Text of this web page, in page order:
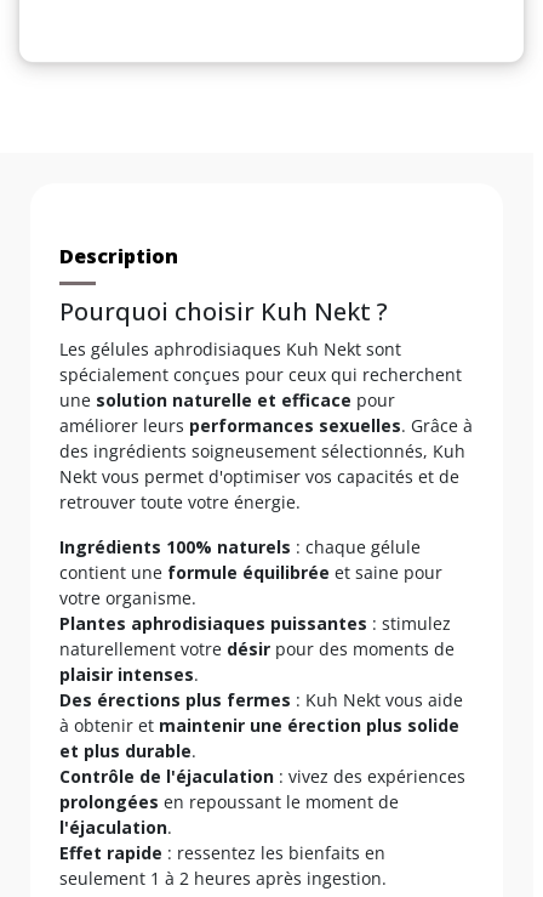
Description
Pourquoi choisir Kuh Nekt ?
Les gélules aphrodisiaques Kuh Nekt sont
spécialement conçues pour ceux qui recherchent
une solution naturelle et efficace pour
améliorer leurs performances sexuelles. Grâce à
des ingrédients soigneusement sélectionnés, Kuh
Nekt vous permet d'optimiser vos capacités et de
retrouver toute votre énergie.
Ingrédients 100% naturels : chaque gélule
contient une formule équilibrée et saine pour
votre organisme.
Plantes aphrodisiaques puissantes : stimulez
naturellement votre désir pour des moments de
plaisir intenses.
Des érections plus fermes : Kuh Nekt vous aide
à obtenir et maintenir une érection plus solide
et plus durable.
Contrôle de l'éjaculation : vivez des expériences
prolongées en repoussant le moment de
l'éjaculation.
Effet rapide : ressentez les bienfaits en
seulement 1 à 2 heures après ingestion.